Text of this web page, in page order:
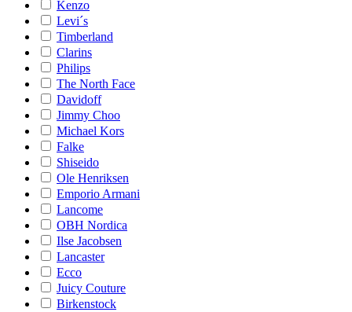
Kenzo
Levi´s
Timberland
Clarins
Philips
The North Face
Davidoff
Jimmy Choo
Michael Kors
Falke
Shiseido
Ole Henriksen
Emporio Armani
Lancome
OBH Nordica
Ilse Jacobsen
Lancaster
Ecco
Juicy Couture
Birkenstock